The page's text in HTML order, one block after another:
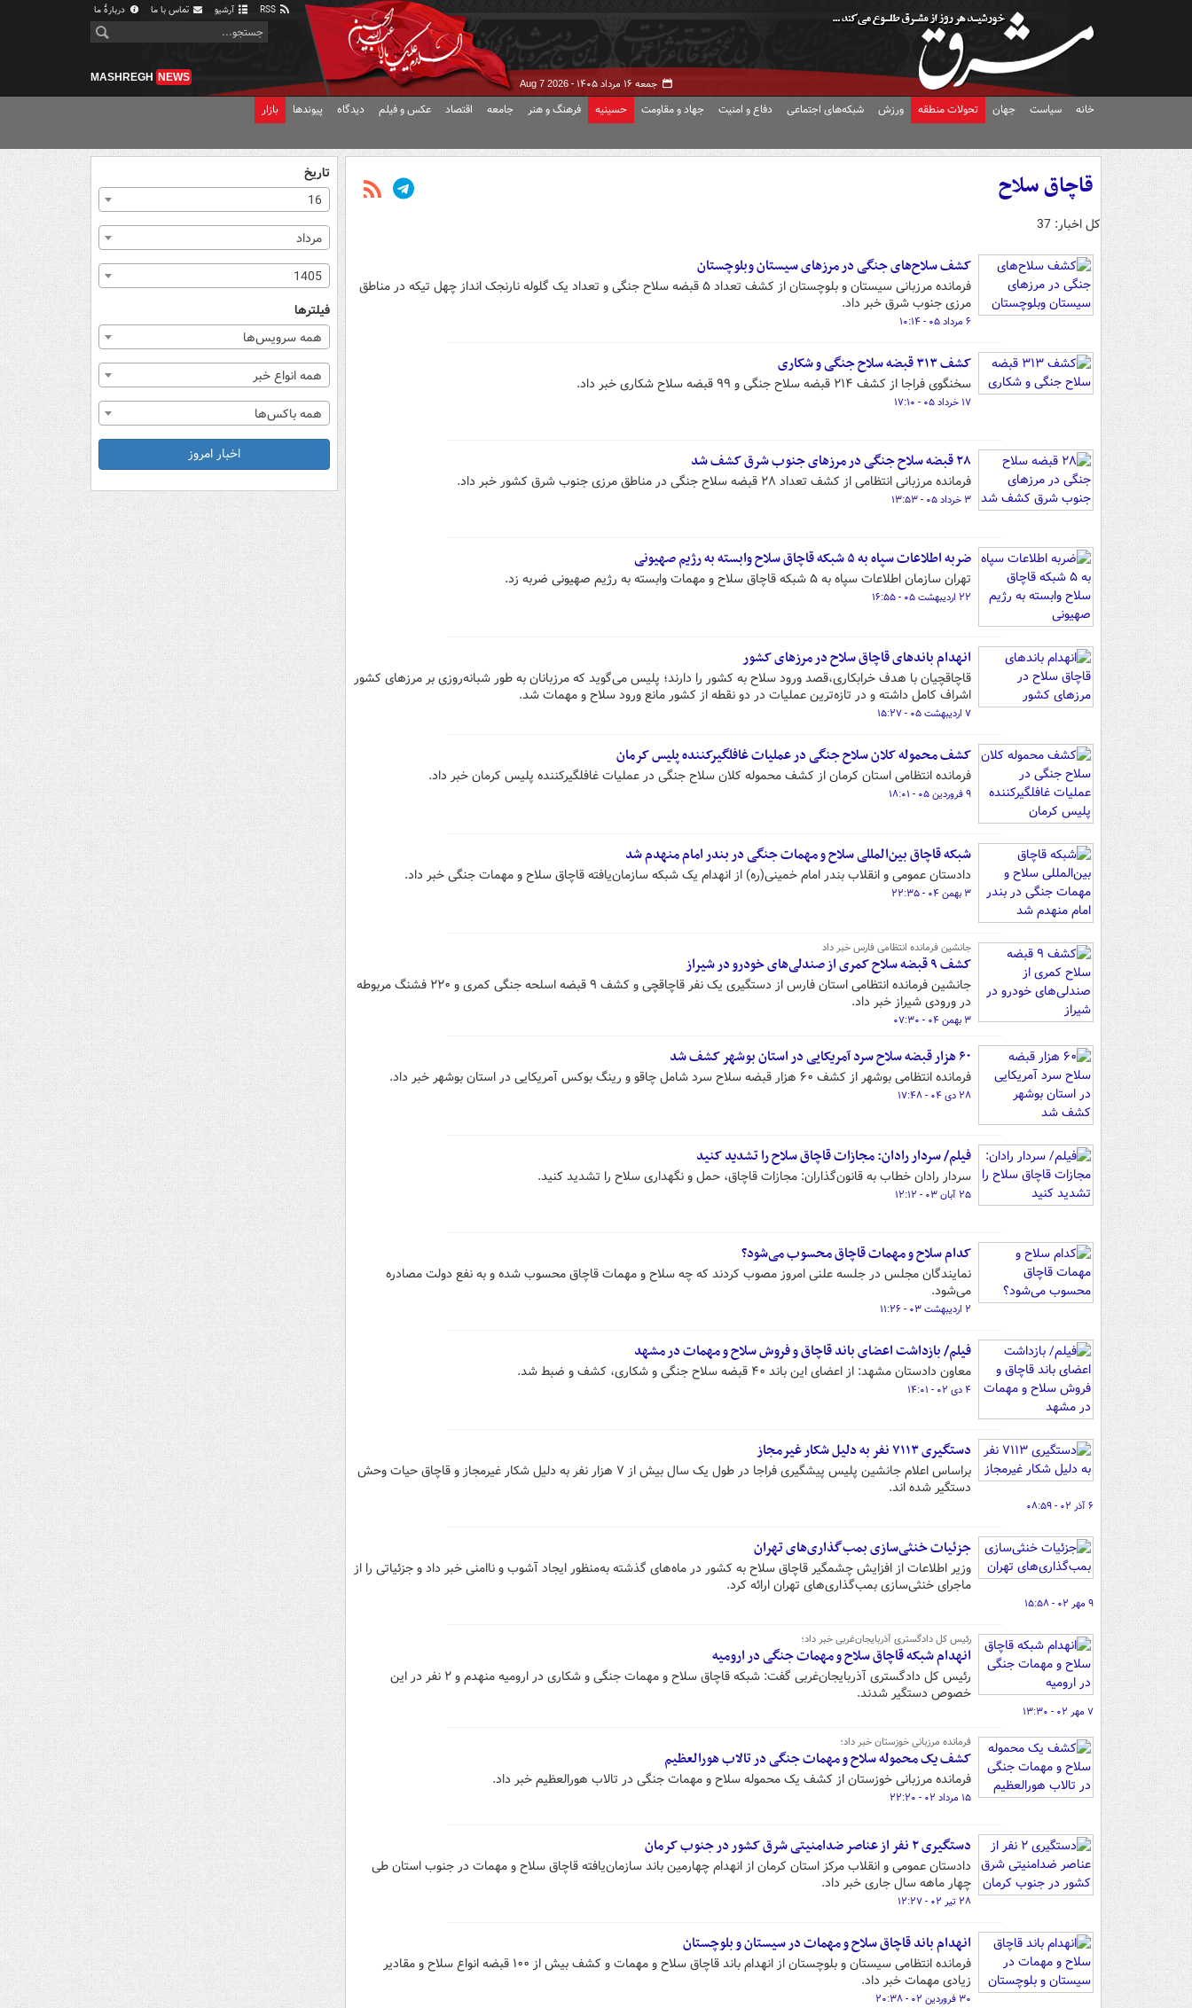
آرشیو تماس با ما دربارهٔ ما
جمعه ۱۶ مرداد ۱۴۰۵ - Aug 7 2026
MASHREGH NEWS
خانه سیاست جهان تحولات منطقه ورزش شبکه‌های اجتماعی دفاع و امنیت جهاد و مقاومت حسینیه فرهنگ و هنر جامعه اقتصاد عکس و فیلم دیدگاه پیوندها بازار
قاچاق سلاح
کل اخبار: 37
کشف سلاح‌های جنگی در مرزهای سیستان وبلوچستان
فرمانده مرزبانی سیستان و بلوچستان از کشف تعداد ۵ قبضه سلاح جنگی و تعداد یک گلوله نارنجک انداز چهل تیکه در مناطق
مرزی جنوب شرق خبر داد.
۶ مرداد ۰۵ - ۱۰:۱۴
کشف ۳۱۳ قبضه سلاح جنگی و شکاری
سخنگوی فراجا از کشف ۲۱۴ قبضه سلاح جنگی و ۹۹ قبضه سلاح شکاری خبر داد.
۱۷ خرداد ۰۵ - ۱۷:۱۰
۲۸ قبضه سلاح جنگی در مرزهای جنوب شرق کشف شد
فرمانده مرزبانی انتظامی از کشف تعداد ۲۸ قبضه سلاح جنگی در مناطق مرزی جنوب شرق کشور خبر داد.
۳ خرداد ۰۵ - ۱۳:۵۳
ضربه اطلاعات سپاه به ۵ شبکه قاچاق سلاح وابسته به رژیم صهیونی
تهران سازمان اطلاعات سپاه به ۵ شبکه قاچاق سلاح و مهمات وابسته به رژیم صهیونی ضربه زد.
۲۲ اردیبهشت ۰۵ - ۱۶:۵۵
انهدام باندهای قاچاق سلاح در مرزهای کشور
قاچاقچیان با هدف خرابکاری،قصد ورود سلاح به کشور را دارند؛ پلیس می‌گوید که مرزبانان به طور شبانه‌روزی بر مرزهای کشور
اشراف کامل داشته و در تازه‌ترین عملیات در دو نقطه از کشور مانع ورود سلاح و مهمات شد.
۷ اردیبهشت ۰۵ - ۱۵:۲۷
کشف محموله کلان سلاح جنگی در عملیات غافلگیرکننده پلیس کرمان
فرمانده انتظامی استان کرمان از کشف محموله کلان سلاح جنگی در عملیات غافلگیرکننده پلیس کرمان خبر داد.
۹ فروردین ۰۵ - ۱۸:۰۱
شبکه قاچاق بین‌المللی سلاح و مهمات جنگی در بندر امام منهدم شد
دادستان عمومی و انقلاب بندر امام خمینی(ره) از انهدام یک شبکه سازمان‌یافته قاچاق سلاح و مهمات جنگی خبر داد.
۳ بهمن ۰۴ - ۲۲:۳۵
جانشین فرمانده انتظامی فارس خبر داد
کشف ۹ قبضه سلاح کمری از صندلی‌های خودرو در شیراز
جانشین فرمانده انتظامی استان فارس از دستگیری یک نفر قاچاقچی و کشف ۹ قبضه اسلحه جنگی کمری و ۲۲۰ فشنگ مربوطه
در ورودی شیراز خبر داد.
۳ بهمن ۰۴ - ۰۷:۳۰
۶۰ هزار قبضه سلاح سرد آمریکایی در استان بوشهر کشف شد
فرمانده انتظامی بوشهر از کشف ۶۰ هزار قبضه سلاح سرد شامل چاقو و رینگ بوکس آمریکایی در استان بوشهر خبر داد.
۲۸ دی ۰۴ - ۱۷:۴۸
فیلم/ سردار رادان: مجازات قاچاق سلاح را تشدید کنید
سردار رادان خطاب به قانون‌گذاران: مجازات قاچاق، حمل و نگهداری سلاح را تشدید کنید.
۲۵ آبان ۰۳ - ۱۲:۱۲
کدام سلاح و مهمات قاچاق محسوب می‌شود؟
نمایندگان مجلس در جلسه علنی امروز مصوب کردند که چه سلاح و مهمات قاچاق محسوب شده و به نفع دولت مصادره
می‌شود.
۲ اردیبهشت ۰۳ - ۱۱:۲۶
فیلم/ بازداشت اعضای باند قاچاق و فروش سلاح و مهمات در مشهد
معاون دادستان مشهد: از اعضای این باند ۴۰ قبضه سلاح جنگی و شکاری، کشف و ضبط شد.
۴ دی ۰۲ - ۱۴:۰۱
دستگیری ۷۱۱۳ نفر به دلیل شکار غیرمجاز
براساس اعلام جانشین پلیس پیشگیری فراجا در طول یک سال بیش از ۷ هزار نفر به دلیل شکار غیرمجاز و قاچاق حیات وحش
دستگیر شده اند.
۶ آذر ۰۲ - ۰۸:۵۹
جزئیات خنثی‌سازی بمب‌گذاری‌های تهران
وزیر اطلاعات از افزایش چشمگیر قاچاق سلاح به کشور در ماه‌های گذشته به‌منظور ایجاد آشوب و ناامنی خبر داد و جزئیاتی را از
ماجرای خنثی‌سازی بمب‌گذاری‌های تهران ارائه کرد.
۹ مهر ۰۲ - ۱۵:۵۸
رئیس کل دادگستری آذربایجان‌غربی خبر داد؛
انهدام شبکه قاچاق سلاح و مهمات جنگی ‌در ارومیه
رئیس کل دادگستری آذربایجان‌غربی گفت: شبکه قاچاق سلاح و مهمات جنگی و شکاری در ارومیه منهدم و ۲ نفر در این
خصوص دستگیر شدند.
۷ مهر ۰۲ - ۱۳:۳۰
فرمانده مرزبانی خوزستان خبر داد؛
کشف یک محموله سلاح و مهمات جنگی در تالاب هورالعظیم
فرمانده مرزبانی خوزستان از کشف یک محموله سلاح و مهمات جنگی در تالاب هورالعظیم خبر داد.
۱۵ مرداد ۰۲ - ۲۲:۲۰
دستگیری ۲ نفر از عناصر ضدامنیتی شرق کشور در جنوب کرمان
دادستان عمومی و انقلاب مرکز استان کرمان از انهدام چهارمین باند سازمان‌یافته قاچاق سلاح و مهمات در جنوب استان طی
چهار ماهه سال جاری خبر داد.
۲۸ تیر ۰۲ - ۱۲:۲۷
انهدام باند قاچاق سلاح و مهمات در سیستان و بلوچستان
فرمانده انتظامی سیستان و بلوچستان از انهدام باند قاچاق سلاح و مهمات و کشف بیش از ۱۰۰ قبضه انواع سلاح و مقادیر
زیادی مهمات خبر داد.
۳۰ فروردین ۰۲ - ۲۰:۳۸
تاریخ
16
مرداد
1405
فیلترها
همه سرویس‌ها
همه انواع خبر
همه باکس‌ها
اخبار امروز